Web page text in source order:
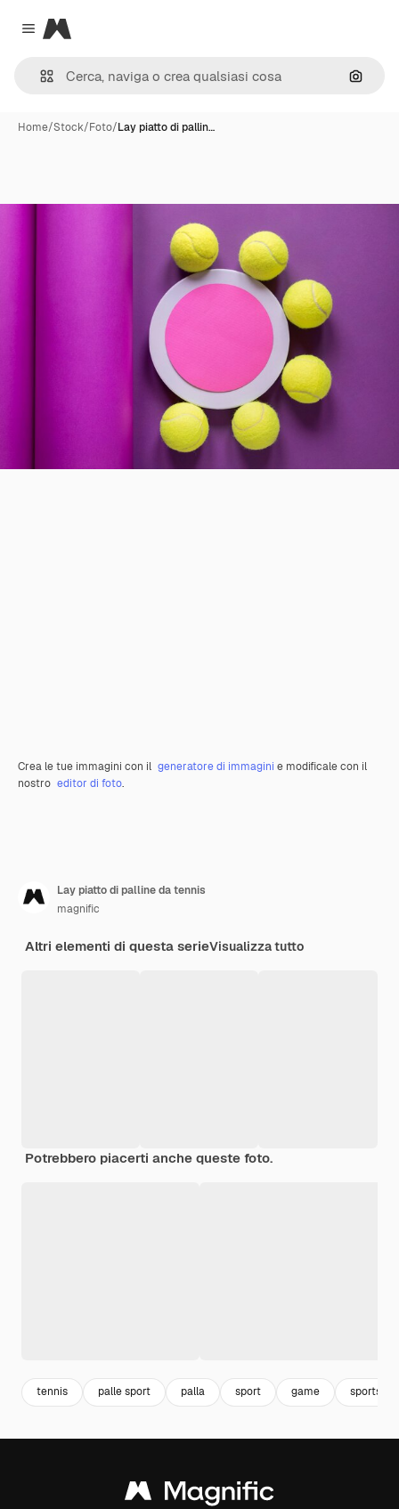
Close menu
Magnific
Cerca
Home/Stock/Foto/Lay piatto di pallin…
Crea le tue immagini con il generatore di immagini e modificale con il
nostro editor di foto.
Lay piatto di palline da tennis
magnific
Altri elementi di questa serieVisualizza tutto
Potrebbero piacerti anche queste foto.
tennis palle sport palla sport game sports